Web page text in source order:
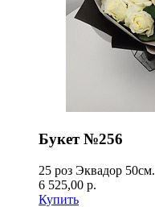
Букет №256
25 роз Эквадор 50см.
6 525,00 р.
Купить